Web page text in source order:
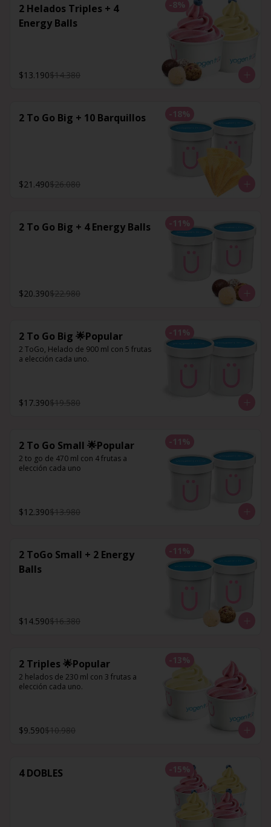
-8%
2 Helados Triples + 4
Energy Balls
$13.190$14.380
-18%
2 To Go Big + 10 Barquillos
$21.490$26.080
-11 %
2 To Go Big + 4 Energy Balls
$20.390$22.980
-11 %
2 To Go Big 🌟Popular
2 ToGo, Helado de 900 ml con 5 frutas
a elección cada uno.
$17.390$19.580
-11 %
2 To Go Small 🌟Popular
2 to go de 470 ml con 4 frutas a
elección cada uno
$12.390$13.980
-11 %
2 ToGo Small + 2 Energy
Balls
$14.590$16.380
-13%
2 Triples 🌟Popular
2 helados de 230 ml con 3 frutas a
elección cada uno.
$9.590$10.980
-15%
4 DOBLES